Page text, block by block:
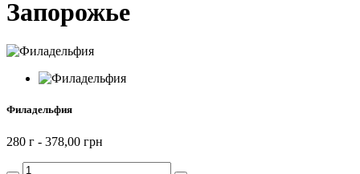
Запорожье
Филадельфия
280 г - 378,00 грн